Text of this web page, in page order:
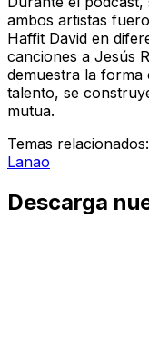
ambos artistas
Haffit David en
canciones a Jesús
demuestra la forma
talento, se
mutua.
Temas relacionados:
Lanao
Descarga